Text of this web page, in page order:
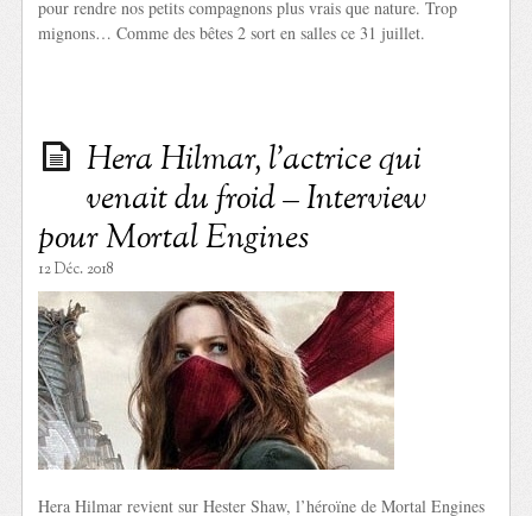
pour rendre nos petits compagnons plus vrais que nature. Trop
mignons… Comme des bêtes 2 sort en salles ce 31 juillet.
Hera Hilmar, l’actrice qui
venait du froid – Interview
pour Mortal Engines
12 Déc. 2018
Hera Hilmar revient sur Hester Shaw, l’héroïne de Mortal Engines